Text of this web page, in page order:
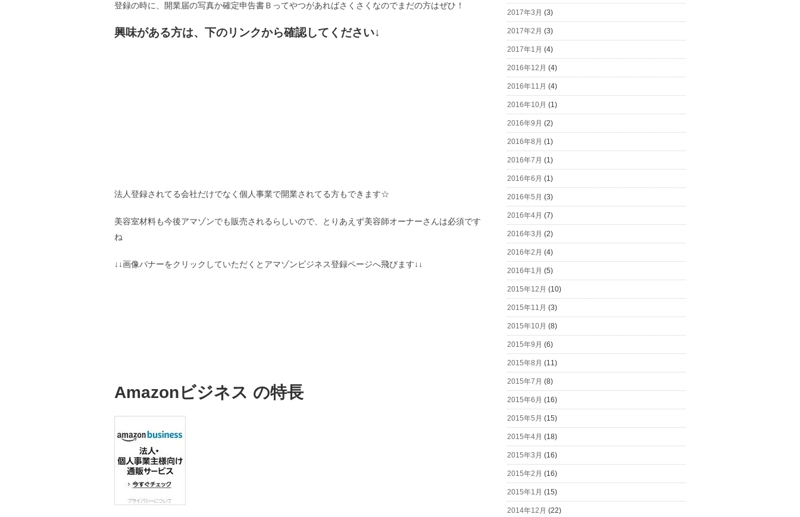
登録の時に、開業届の写真か確定申告書Ｂってやつがあればさくさくなのでまだの方はぜひ！
興味がある方は、下のリンクから確認してください↓
法人登録されてる会社だけでなく個人事業で開業されてる方もできます☆
美容室材料も今後アマゾンでも販売されるらしいので、とりあえず美容師オーナーさんは必須です
ね
↓↓画像バナーをクリックしていただくとアマゾンビジネス登録ページへ飛びます↓↓
Amazonビジネス の特長
2017年3月 (3)
2017年2月 (3)
2017年1月 (4)
2016年12月 (4)
2016年11月 (4)
2016年10月 (1)
2016年9月 (2)
2016年8月 (1)
2016年7月 (1)
2016年6月 (1)
2016年5月 (3)
2016年4月 (7)
2016年3月 (2)
2016年2月 (4)
2016年1月 (5)
2015年12月 (10)
2015年11月 (3)
2015年10月 (8)
2015年9月 (6)
2015年8月 (11)
2015年7月 (8)
2015年6月 (16)
2015年5月 (15)
2015年4月 (18)
2015年3月 (16)
2015年2月 (16)
2015年1月 (15)
2014年12月 (22)